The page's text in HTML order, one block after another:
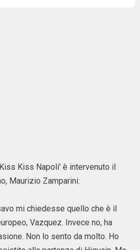
Kiss Napoli' è intervenuto il
Maurizio Zamparini:
mi chiedesse quello che è il
Vazquez. Invece no, ha
Non lo sento da molto. Ho